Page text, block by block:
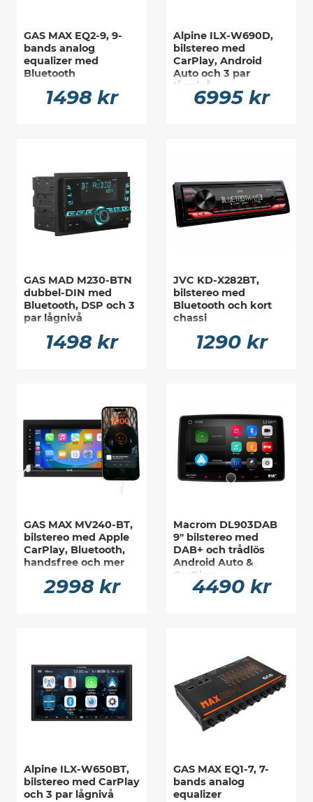
GAS MAX EQ2-9, 9-
bands analog
equalizer med
Bluetooth
1498 kr
Alpine ILX-W690D,
bilstereo med
CarPlay, Android
Auto och 3 par
lågnivå6995 kr
GAS MAD M230-BTN
dubbel-DIN med
Bluetooth, DSP och 3
par lågnivå
1498 kr
JVC KD-X282BT,
bilstereo med
Bluetooth och kort
chassi
1290 kr
GAS MAX MV240-BT,
bilstereo med Apple
CarPlay, Bluetooth,
handsfree och mer
2998 kr
Macrom DL903DAB
9" bilstereo med
DAB+ och trådlös
Android Auto &
CarPlay4490 kr
Alpine ILX-W650BT,
bilstereo med CarPlay
och 3 par lågnivå
GAS MAX EQ1-7, 7-
bands analog
equalizer